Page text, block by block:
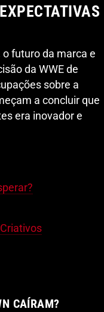
o futuro da marca e
da WWE de
sobre a
a concluir que
era inovador e
CAÍRAM?